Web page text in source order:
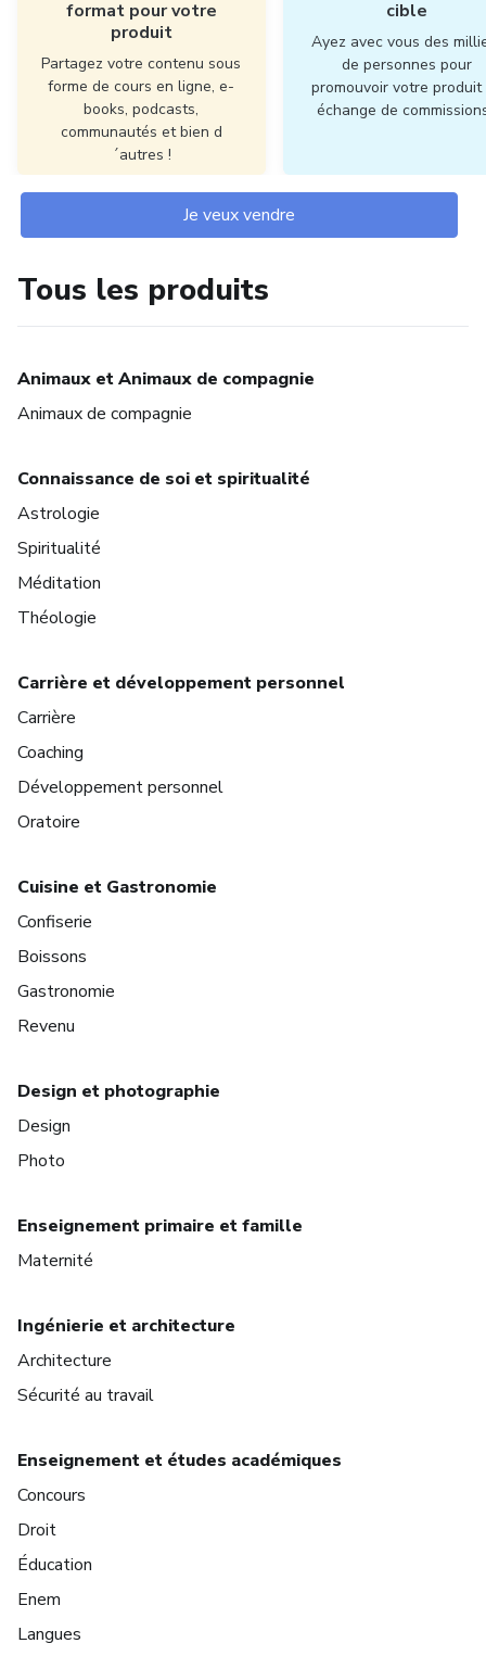
format pour votre
produit
Partagez votre contenu sous
forme de cours en ligne, e-
books, podcasts,
communautés et bien d
´autres !
cible
Ayez avec vous des
de personnes pour
promouvoir votre produit
échange de
Je veux vendre
Tous les produits
Animaux et Animaux de compagnie
Animaux de compagnie
Connaissance de soi et spiritualité
Astrologie
Spiritualité
Méditation
Théologie
Carrière et développement personnel
Carrière
Coaching
Développement personnel
Oratoire
Cuisine et Gastronomie
Confiserie
Boissons
Gastronomie
Revenu
Design et photographie
Design
Photo
Enseignement primaire et famille
Maternité
Ingénierie et architecture
Architecture
Sécurité au travail
Enseignement et études académiques
Concours
Droit
Éducation
Enem
Langues